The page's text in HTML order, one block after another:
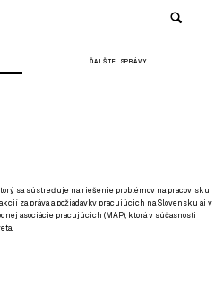
ĎALŠIE SPRÁVY
sa sústreďuje na riešenie problémov na pracovisku
za práva a požiadavky pracujúcich na Slovensku aj v
asociácie pracujúcich (MAP), ktorá v súčasnosti